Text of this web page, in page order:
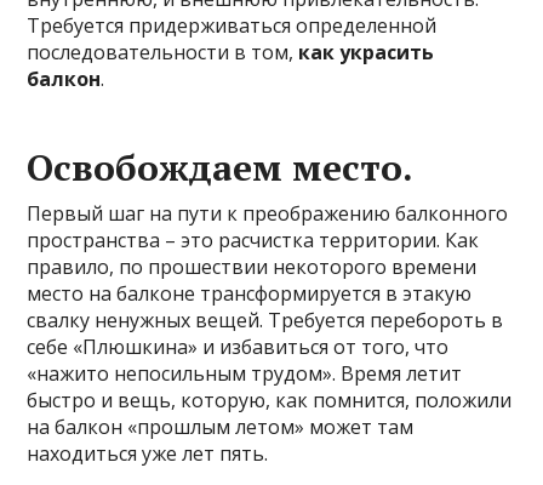
Требуется придерживаться определенной
последовательности в том, как украсить
балкон.
Освобождаем место.
Первый шаг на пути к преображению балконного
пространства – это расчистка территории. Как
правило, по прошествии некоторого времени
место на балконе трансформируется в этакую
свалку ненужных вещей. Требуется перебороть в
себе «Плюшкина» и избавиться от того, что
«нажито непосильным трудом». Время летит
быстро и вещь, которую, как помнится, положили
на балкон «прошлым летом» может там
находиться уже лет пять.